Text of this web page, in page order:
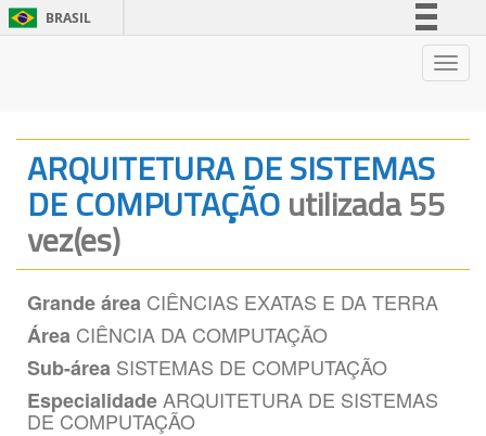
BRASIL
Legislação
Canais
ARQUITETURA DE SISTEMAS
DE COMPUTAÇÃOutilizada 55
vez(es)
Grande área CIÊNCIAS EXATAS E DA TERRA
Área CIÊNCIA DA COMPUTAÇÃO
Sub-área SISTEMAS DE COMPUTAÇÃO
Especialidade ARQUITETURA DE SISTEMAS
DE COMPUTAÇÃO